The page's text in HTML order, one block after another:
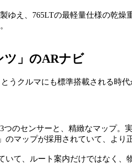
え、765LTの最軽量仕様の乾燥
ツ」のARナビ
うクルマにも標準搭載される時
のセンサーと、精緻なマップ。
マップが採用されていて、より
て、ルート案内だけではなく